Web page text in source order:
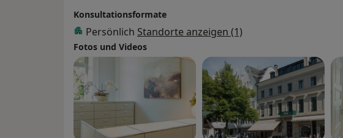
medikamentöse Tumortherapie
spezielle Laboruntersuchungen
Onkologie
psychosomatische Grundversorgung
Therapie und Prophylaxe von Harnwegsinfektionen
Konsultationsformate
Persönlich Standorte anzeigen (1)
Fotos und Videos